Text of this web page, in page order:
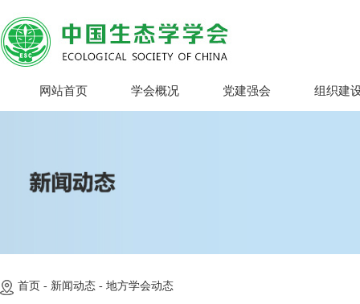
网站首页 学会概况 党建强会 组织建
首页 - 新闻动态 - 地方学会动态